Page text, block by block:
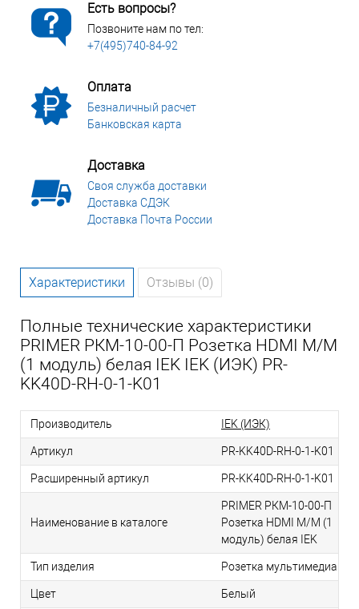
Есть вопросы?
Позвоните нам по тел:
+7(495)740-84-92
Оплата
Безналичный расчет
Банковская карта
Доставка
Своя служба доставки
Доставка СДЭК
Доставка Почта России
Характеристики Отзывы (0)
Полные технические характеристики
PRIMER РКМ-10-00-П Розетка HDMI M/M
(1 модуль) белая IEK IEK (ИЭК) PR-
KK40D-RH-0-1-K01
Производитель IEK (ИЭК)
Артикул PR-KK40D-RH-0-1-K01
Расширенный артикул PR-KK40D-RH-0-1-K01
Наименование в каталоге
PRIMER РКМ-10-00-П
Розетка HDMI M/M (1
модуль) белая IEK
Тип изделия Розетка мультимедиа
Цвет Белый